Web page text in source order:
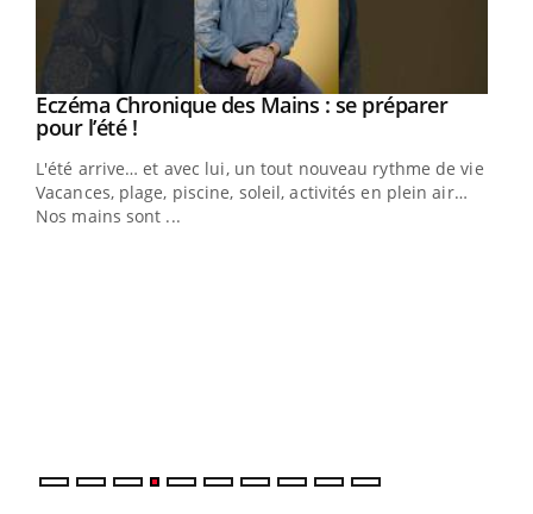
Youtube
Eczéma Chronique des Mains : se préparer
pour l’été !Youtube
L'été arrive… et avec lui, un tout nouveau rythme de vie !
Vacances, plage, piscine, soleil, activités en plein air…
Nos mains sont ...